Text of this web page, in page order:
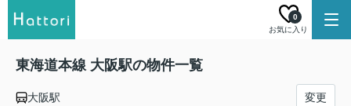
お気に入り
0
東海道本線 大阪駅の物件一覧
大阪駅 変更